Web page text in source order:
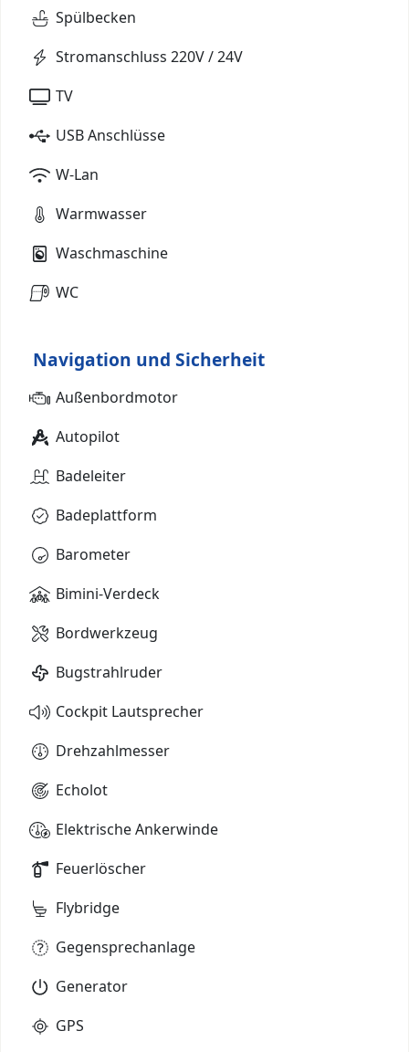
Spülbecken
Stromanschluss 220V / 24V
TV
USB Anschlüsse
W-Lan
Warmwasser
Waschmaschine
WC
Navigation und Sicherheit
Außenbordmotor
Autopilot
Badeleiter
Badeplattform
Barometer
Bimini-Verdeck
Bordwerkzeug
Bugstrahlruder
Cockpit Lautsprecher
Drehzahlmesser
Echolot
Elektrische Ankerwinde
Feuerlöscher
Flybridge
Gegensprechanlage
Generator
GPS